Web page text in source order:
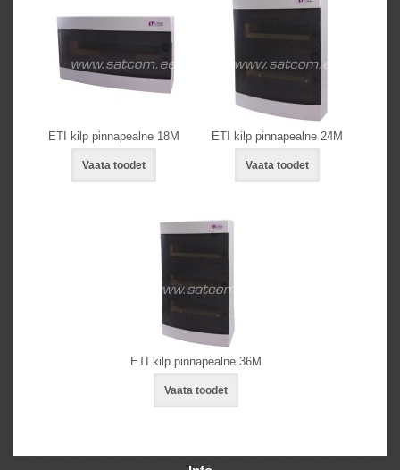
ETI kilp pinnapealne 18M
Vaata toodet
ETI kilp pinnapealne 24M
Vaata toodet
ETI kilp pinnapealne 36M
Vaata toodet